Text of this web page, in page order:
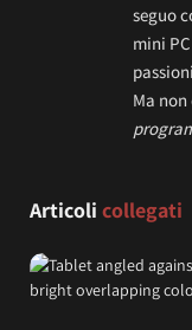
seguo
mini
Ma non
Articoli collegati